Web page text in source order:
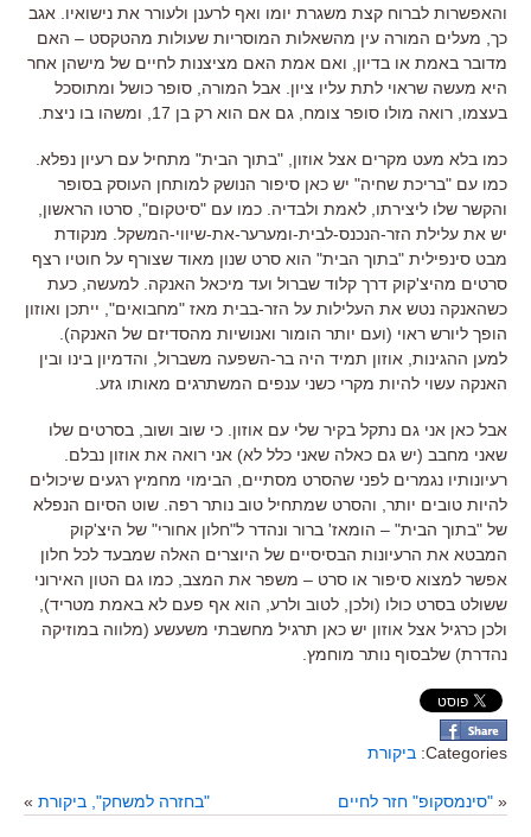
והאפשרות לברוח קצת משגרת יומו ואף לרענן ולעורר את נישואיו. אגב
כך, מעלים המורה עין מהשאלות המוסריות שעולות מהטקסט – האם
מדובר באמת או בדיון, ואם אמת האם מציצנות לחיים של מישהן אחר
היא מעשה שראוי לתת עליו ציון. אבל המורה, סופר כושל ומתוסכל
בעצמו, רואה מולו סופר צומח, גם אם הוא רק בן 17, ומשהו בו ניצת.
כמו בלא מעט מקרים אצל אוזון, "בתוך הבית" מתחיל עם רעיון נפלא.
כמו עם "בריכת שחיה" יש כאן סיפור הנושק למותחן העוסק בסופר
והקשר שלו ליצירתו, לאמת ולבדיה. כמו עם "סיטקום", סרטו הראשון,
יש את עלילת הזר-הנכנס-לבית-ומערער-את-שיווי-המשקל. מנקודת
מבט סינפילית "בתוך הבית" הוא סרט שנון מאוד שצורף על חוטיו רצף
סרטים מהיצ'קוק דרך קלוד שברול ועד מיכאל האנקה. למעשה, כעת
כשהאנקה נטש את העלילות על הזר-בבית מאז "מחבואים", ייתכן ואוזון
הופך ליורש ראוי (ועם יותר הומור ואנושיות מהסדיזם של האנקה).
למען ההגינות, אוזון תמיד היה בר-השפעה משברול, והדמיון בינו ובין
האנקה עשוי להיות מקרי כשני ענפים המשתרגים מאותו גזע.
אבל כאן אני גם נתקל בקיר שלי עם אוזון. כי שוב ושוב, בסרטים שלו
שאני מחבב (יש גם כאלה שאני כלל לא) אני רואה את אוזון נבלם.
רעיונותיו נגמרים לפני שהסרט מסתיים, הבימוי מחמיץ רגעים שיכולים
להיות טובים יותר, והסרט שמתחיל טוב נותר רפה. שוט הסיום הנפלא
של "בתוך הבית" – הומאז' ברור ונהדר ל"חלון אחורי" של היצ'קוק
המבטא את הרעיונות הבסיסיים של היוצרים האלה שמבעד לכל חלון
אפשר למצוא סיפור או סרט – משפר את המצב, כמו גם הטון האירוני
ששולט בסרט כולו (ולכן, לטוב ולרע, הוא אף פעם לא באמת מטריד),
ולכן כרגיל אצל אוזון יש כאן תרגיל מחשבתי משעשע (מלווה במוזיקה
נהדרת) שלבסוף נותר מוחמץ.
Categories: ביקורת
« "סינמסקופ" חזר לחיים "בחזרה למשחק", ביקורת »